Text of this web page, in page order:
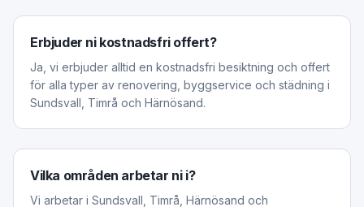
Erbjuder ni kostnadsfri offert?
Ja, vi erbjuder alltid en kostnadsfri besiktning och offert
för alla typer av renovering, byggservice och städning i
Sundsvall, Timrå och Härnösand.
Vilka områden arbetar ni i?
Vi arbetar i Sundsvall, Timrå, Härnösand och